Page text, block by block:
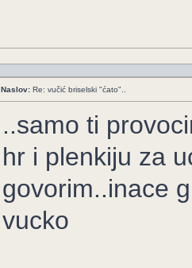
Naslov: Re: vučić briselski "ćato"..
..samo ti
hr i plenkiju za
govorim..inace
vucko